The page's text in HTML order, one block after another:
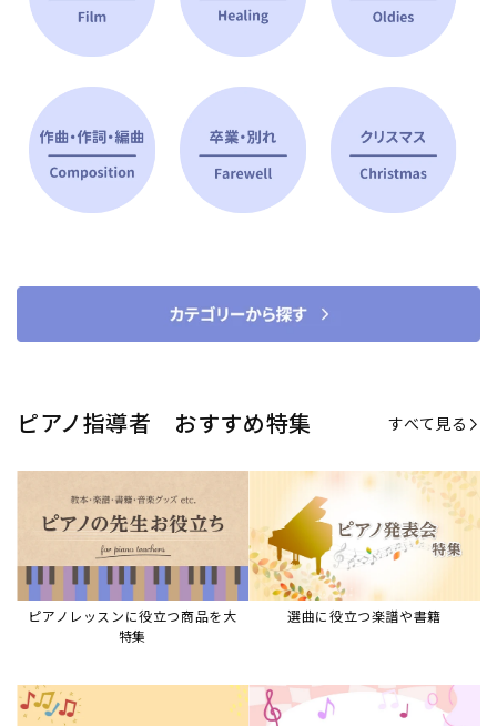
ピアノ指導者 おすすめ特集 すべて見る
ピアノレッスンに役立つ商品を大
特集
選曲に役立つ楽譜や書籍